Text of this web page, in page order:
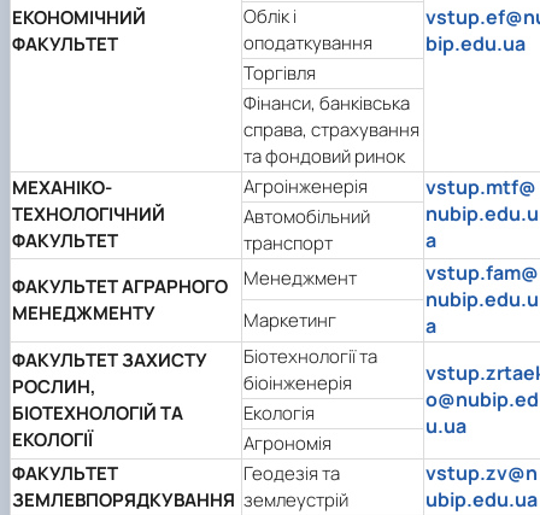
ЕКОНОМІЧНИЙ
ФАКУЛЬТЕТ
bip.edu.ua
Облік і
оподаткування
Торгівля
Фінанси, банківська
справа, страхування
та фондовий ринок
МЕХАНІКО-
ТЕХНОЛОГІЧНИЙ
ФАКУЛЬТЕТ
Агроінженерія
vstup.mtf@
nubip.edu.u
a
Автомобільний
транспорт
ФАКУЛЬТЕТ АГРАРНОГО
МЕНЕДЖМЕНТУ
Менеджмент
vstup.fam@
nubip.edu.u
a
Маркетинг
ФАКУЛЬТЕТ ЗАХИСТУ
РОСЛИН,
БІОТЕХНОЛОГІЙ ТА
ЕКОЛОГІЇ
Біотехнології та
біоінженерія
o@nubip.ed
u.ua
Екологія
Агрономія
ФАКУЛЬТЕТ
ЗЕМЛЕВПОРЯДКУВАННЯ
Геодезія та
землеустрій
vstup.zv@n
ubip.edu.ua